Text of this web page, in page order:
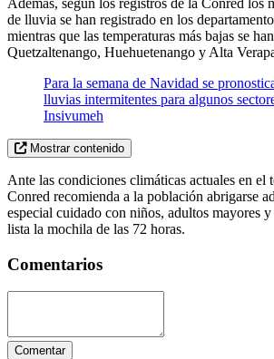
de lluvia se han registrado en los
mientras que las temperaturas más bajas se
Quetzaltenango, Huehuetenango y Alta
Para la semana de Navidad se
lluvias intermitentes para algunos
Insivumeh
Mostrar contenido
Ante las condiciones climáticas actuales en el
Conred recomienda a la población abrigarse
especial cuidado con niños, adultos mayores y
lista la mochila de las 72 horas.
Comentarios
Comentar